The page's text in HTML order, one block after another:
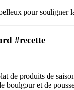
pour souligner
#recette
de produits de
boulgour et de